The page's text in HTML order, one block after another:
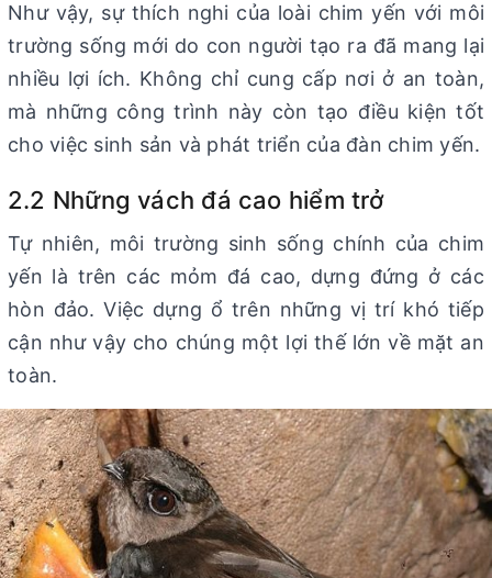
Như vậy, sự thích nghi của loài chim yến với môi
trường sống mới do con người tạo ra đã mang lại
nhiều lợi ích. Không chỉ cung cấp nơi ở an toàn,
mà những công trình này còn tạo điều kiện tốt
cho việc sinh sản và phát triển của đàn chim yến.
2.2 Những vách đá cao hiểm trở
Tự nhiên, môi trường sinh sống chính của chim
yến là trên các mỏm đá cao, dựng đứng ở các
hòn đảo. Việc dựng ổ trên những vị trí khó tiếp
cận như vậy cho chúng một lợi thế lớn về mặt an
toàn.